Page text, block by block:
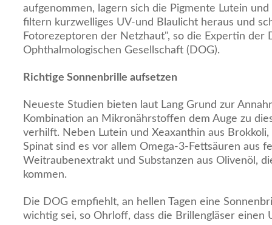
aufgenommen, lagern sich die Pigmente Lutein
filtern kurzwelliges UV-und Blaulicht heraus und
Fotorezeptoren der Netzhaut", so die Expertin der
Ophthalmologischen Gesellschaft (DOG).
Richtige Sonnenbrille aufsetzen
Neueste Studien bieten laut Lang Grund zur
Kombination an Mikronährstoffen dem Auge zu
verhilft. Neben Lutein und Xeaxanthin aus Brokkoli,
Spinat sind es vor allem Omega-3-Fettsäuren aus
Weitraubenextrakt und Substanzen aus Olivenöl,
kommen.
Die DOG empfiehlt, an hellen Tagen eine
wichtig sei, so Ohrloff, dass die Brillengläser einen